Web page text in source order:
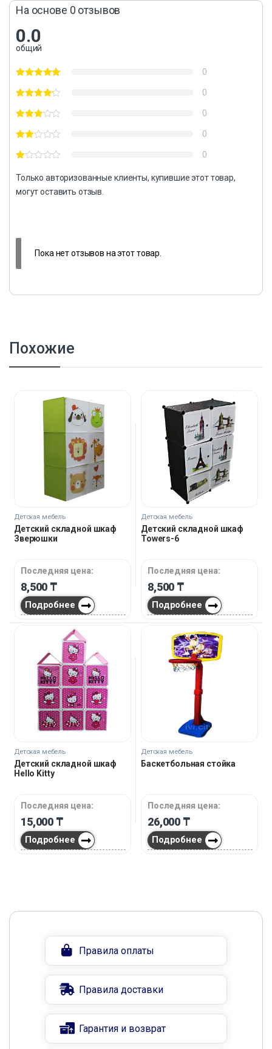
На основе 0 отзывов
0.0
общий
0
0
0
0
0
Только авторизованные клиенты, купившие этот товар,
могут оставить отзыв.
Пока нет отзывов на этот товар.
Похожие
Детская мебель
Детский складной шкаф
Зверюшки
Последняя цена:
8,500 ₸
Подробнее
Детская мебель
Детский складной шкаф
Towers-6
Последняя цена:
8,500 ₸
Подробнее
Детская мебель
Детский складной шкаф
Hello Kitty
Последняя цена:
15,000 ₸
Подробнее
Детская мебель
Баскетбольная стойка
Последняя цена:
26,000 ₸
Подробнее
Правила оплаты
Правила доставки
Гарантия и возврат